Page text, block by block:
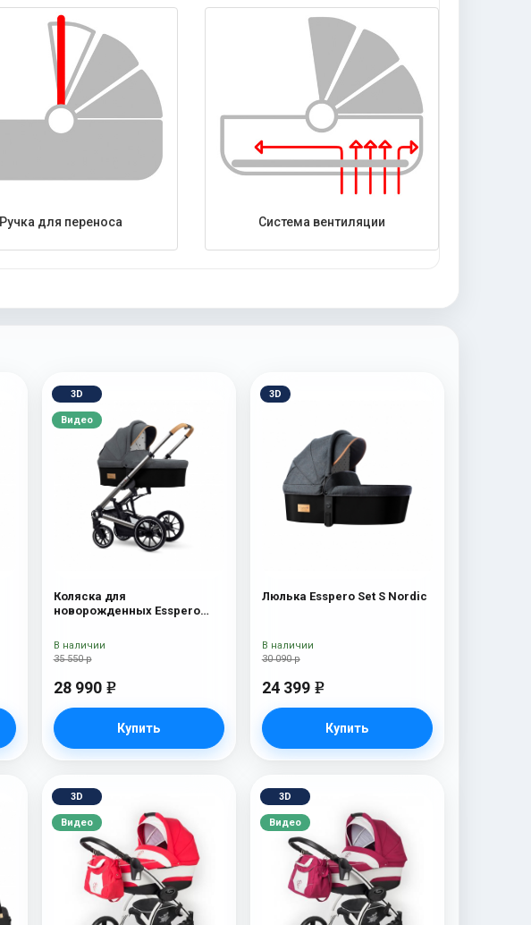
Ручка для переноса Система вентиляции
3D
Видео
Коляска для
новорожденных Esspero
35 550 р
28 990 e
Купить
В наличии
3D
Люлька Esspero Set S Nordic
30 090 р
24 399 e
Купить
В наличии
3D
Видео
3D
Видео